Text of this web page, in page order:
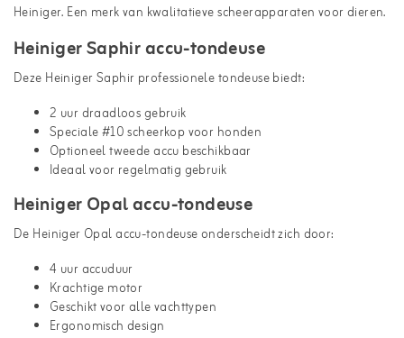
Heiniger. Een merk van kwalitatieve scheerapparaten voor dieren.
Heiniger Saphir accu-tondeuse
Deze Heiniger Saphir professionele tondeuse biedt:
2 uur draadloos gebruik
Speciale #10 scheerkop voor honden
Optioneel tweede accu beschikbaar
Ideaal voor regelmatig gebruik
Heiniger Opal accu-tondeuse
De Heiniger Opalaccu-tondeuseonderscheidt zich door:
4 uur accuduur
Krachtige motor
Geschikt voor alle vachttypen
Ergonomisch design